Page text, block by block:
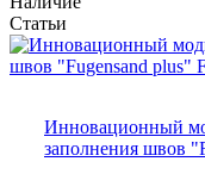
Статьи
Инновационный
заполнения швов